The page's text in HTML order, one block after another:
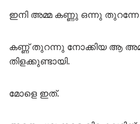
ഇനി അമ്മ കണ്ണു ഒന്നു തുറന്നേ
കണ്ണ് തുറന്നു നോക്കിയ ആ
തിളക്കുണ്ടായി.
മോളെ ഇത്.